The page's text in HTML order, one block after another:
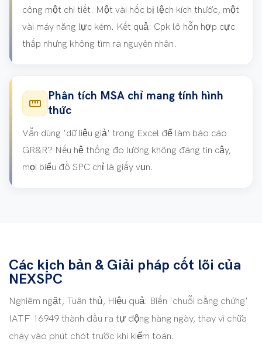
công một chi tiết. Một vài hốc bị lệch kích thước, một
vài máy năng lực kém. Kết quả: Cpk lô hỗn hợp cực
thấp nhưng không tìm ra nguyên nhân.
straighten Phân tích MSA chỉ mang tính hình
thức
Vẫn dùng 'dữ liệu giả' trong Excel để làm báo cáo
GR&R? Nếu hệ thống đo lường không đáng tin cậy,
mọi biểu đồ SPC chỉ là giấy vụn.
Các kịch bản & Giải pháp cốt lõi của
NEXSPC
Nghiêm ngặt, Tuân thủ, Hiệu quả: Biến 'chuỗi bằng chứng'
IATF 16949 thành đầu ra tự động hàng ngày, thay vì chữa
cháy vào phút chót trước khi kiểm toán.